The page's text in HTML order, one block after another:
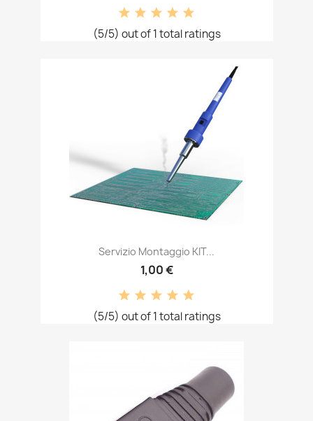
(5/5) out of 1 total ratings
Servizio Montaggio KIT...
1,00 €
(5/5) out of 1 total ratings